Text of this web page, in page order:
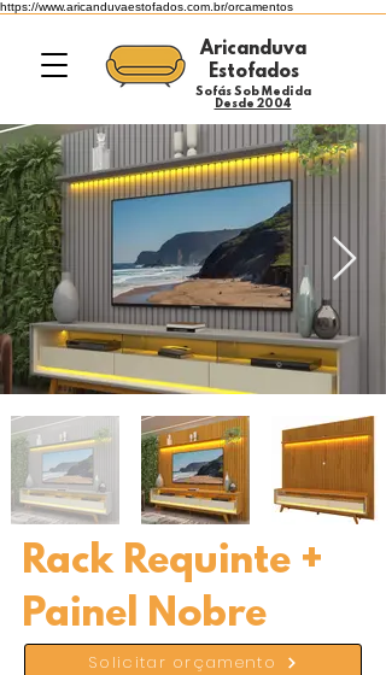
https://www.aricanduvaestofados.com.br/orcamentos
Aricanduva
Estofados
Desde 2004
Sofás Sob Medida
Rack Requinte +
Painel Nobre
Solicitar orçamento